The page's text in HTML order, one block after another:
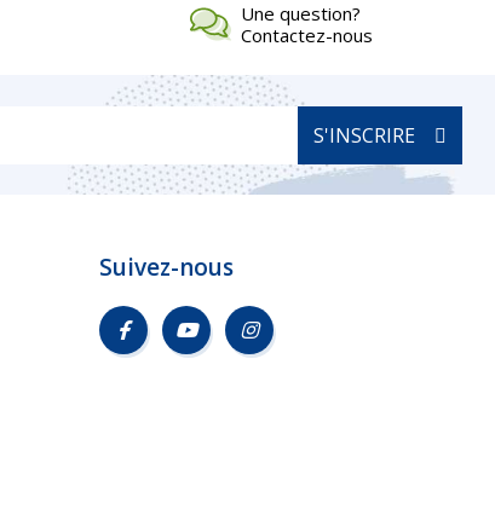
Une question?
Contactez-nous
S'INSCRIRE
Suivez-nous